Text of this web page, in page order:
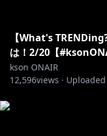
【What's
は！2/20【
kson ONAIR
12,596views · Uploaded